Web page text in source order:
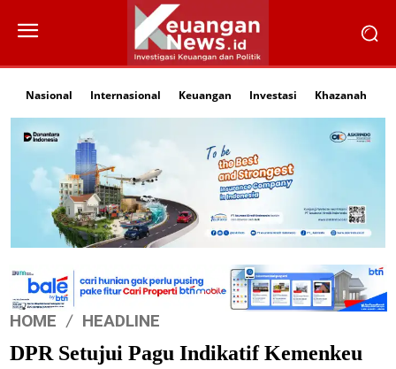
Nasional Internasional Keuangan Investasi Khazanah
HOME HEADLINE
DPR Setujui Pagu Indikatif Kemenkeu